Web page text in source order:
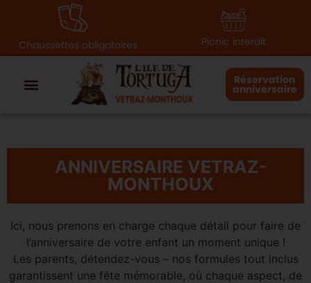
Chaussettes obligatoires Picnic interdit
Réservation
anniversaire
ANNIVERSAIRE VETRAZ-
MONTHOUX
Ici, nous prenons en charge chaque détail pour faire de
l’anniversaire de votre enfant un moment unique !
Les parents, détendez-vous – nos formules tout inclus
garantissent une fête mémorable, où chaque aspect, de